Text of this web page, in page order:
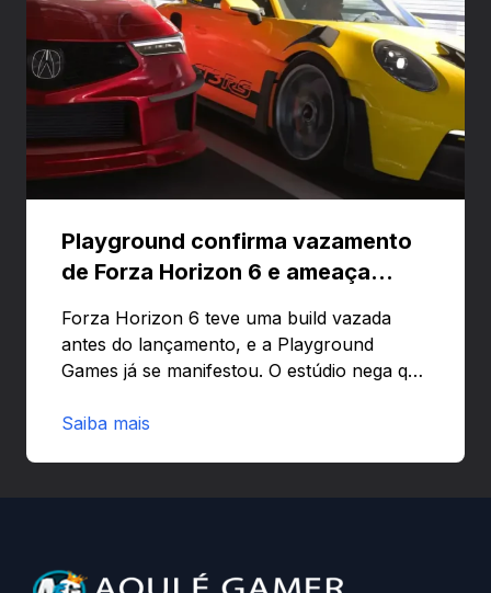
Playground confirma vazamento
de Forza Horizon 6 e ameaça
Forza Horizon 6 teve uma build vazada
antes do lançamento, e a Playground
Games já se manifestou. O estúdio nega que
preload e avisa que quem usar versões não
da Playground: negação do preload,
Saiba mais